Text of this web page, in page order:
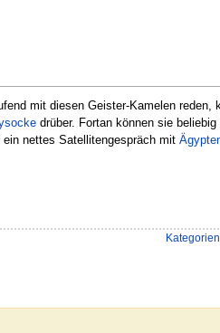
mit diesen Geister-Kamelen
drüber. Fortan können sie
nettes Satellitengespräch mit
Kategorien